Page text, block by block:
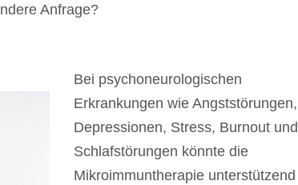
Anfrage?
Bei psychoneurologischen
Erkrankungen wie Angststörungen,
Depressionen, Stress, Burnout und
Schlafstörungen könnte die
Mikroimmuntherapie unterstützend